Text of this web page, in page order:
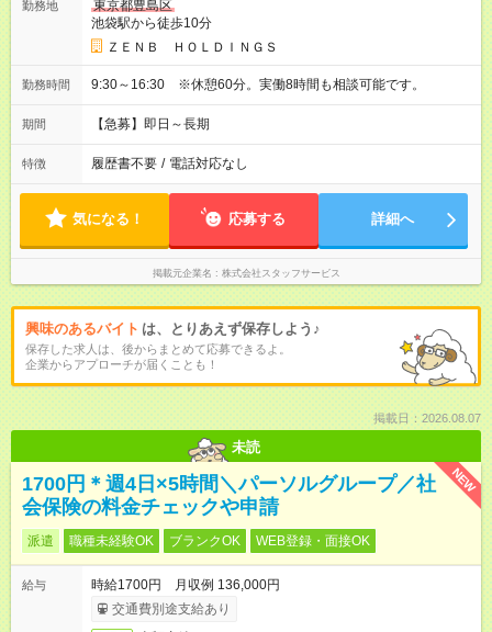
勤務地
東京都豊島区
池袋駅から徒歩10分
ＺＥＮＢ ＨＯＬＤＩＮＧＳ
勤務時間 9:30～16:30 ※休憩60分。実働8時間も相談可能です。
期間 【急募】即日～長期
特徴 履歴書不要 / 電話対応なし
気になる！ 応募する 詳細へ
掲載元企業名 株式会社スタッフサービス
興味のあるバイト は、とりあえず保存しよう♪
保存した求人は、後からまとめて応募できるよ。
企業からアプローチが届くことも！
掲載日：2026.08.07
未読
NEW
1700円＊週4日×5時間＼パーソルグループ／社
会保険の料金チェックや申請
派遣 職種未経験OK ブランクOK WEB登録・面接OK
給与
時給1700円 月収例 136,000円
交通費別途支給あり